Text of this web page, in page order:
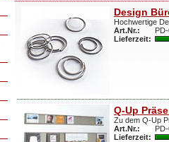
Design
Hochwertige
Art.Nr.:
Lieferzeit:
Q-Up
Zu dem Q-Up
Art.Nr.:
Lieferzeit: